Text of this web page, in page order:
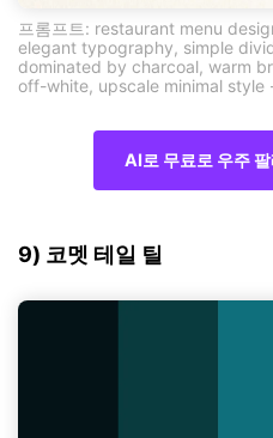
프롬프트: restaurant menu
elegant typography, simple
dominated by charcoal, warm
off-white, upscale minimal style
AI로 무료로 우주
9) 코멧 테일 틸